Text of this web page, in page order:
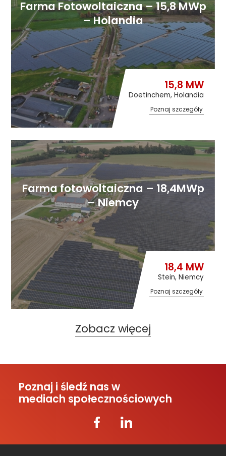
Farma Fotowoltaiczna – 15,8 MWp
– Holandia
15,8 MW
Doetinchem, Holandia
Poznaj szczegóły
Farma fotowoltaiczna – 18,4MWp
– Niemcy
18,4 MW
Stein, Niemcy
Poznaj szczegóły
Zobacz więcej
Poznaj i śledź nas w
mediach społecznościowych